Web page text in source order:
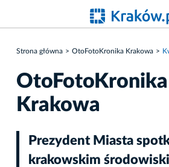
Strona główna OtoFotoKronika Krakowa
OtoFotoKronika
Krakowa
Prezydent Miasta
krakowskim